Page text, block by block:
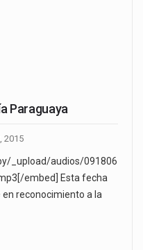
Paraguaya
2015
_upload/audios/091806
embed] Esta fecha
reconocimiento a la